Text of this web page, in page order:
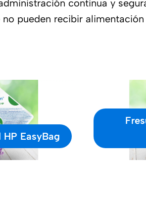
continua y
pueden recibir alimentación
HP EasyBag